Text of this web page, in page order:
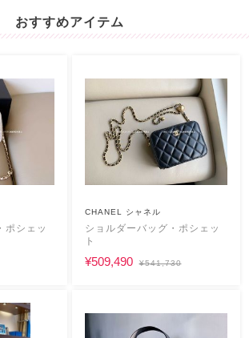
おすすめアイテム
ポシェッ
CHANEL シャネル
ショルダーバッグ・ポシェッ
ト
¥509,490 ¥541,730